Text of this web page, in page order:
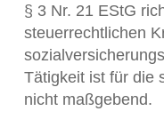
§ 3 Nr. 21 EStG
steuerrechtlichen
Tätigkeit ist für die
nicht maßgebend.